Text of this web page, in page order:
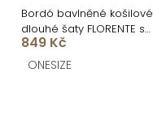
Bordó bavlněné košilové
dlouhé šaty FLORENTE s
páskem
849 Kč
ONESIZE